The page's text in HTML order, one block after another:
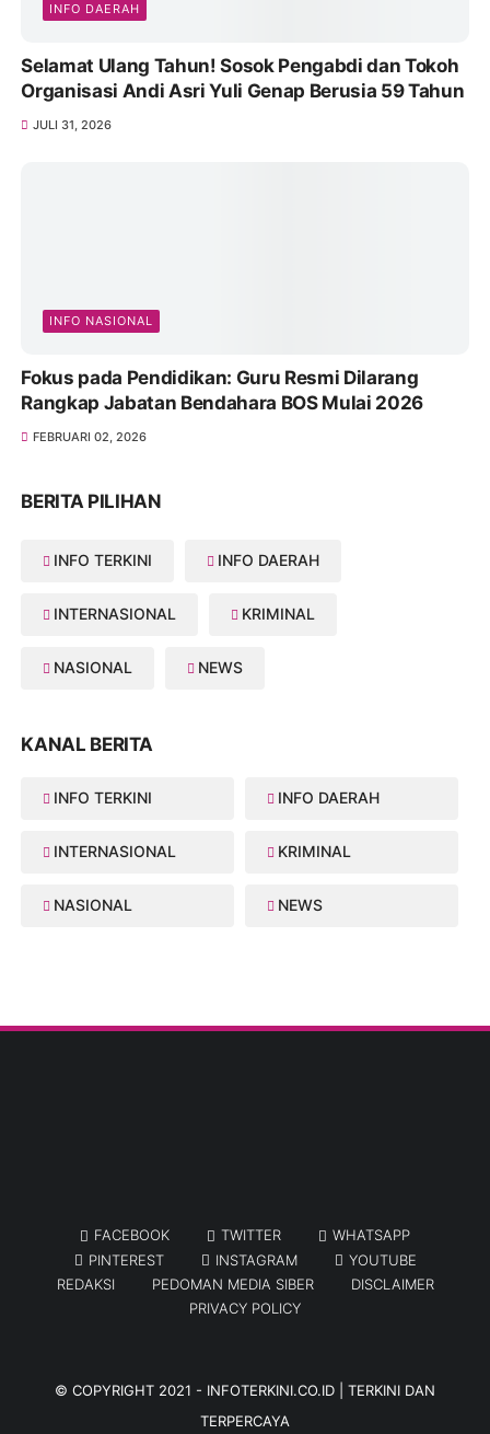
INFO DAERAH
Selamat Ulang Tahun! Sosok Pengabdi dan Tokoh
Organisasi Andi Asri Yuli Genap Berusia 59 Tahun
JULI 31, 2026
INFO NASIONAL
Fokus pada Pendidikan: Guru Resmi Dilarang
Rangkap Jabatan Bendahara BOS Mulai 2026
FEBRUARI 02, 2026
BERITA PILIHAN
INFO TERKINI INFO DAERAH
INTERNASIONAL KRIMINAL
NASIONAL NEWS
KANAL BERITA
INFO TERKINI INFO DAERAH
INTERNASIONAL KRIMINAL
NASIONAL NEWS
FACEBOOK TWITTER
WHATSAPP
PINTEREST
INSTAGRAM
YOUTUBE
REDAKSI
PEDOMAN MEDIA SIBER
DISCLAIMER
PRIVACY POLICY
© COPYRIGHT 2021 - INFOTERKINI.CO.ID | TERKINI DAN
TERPERCAYA